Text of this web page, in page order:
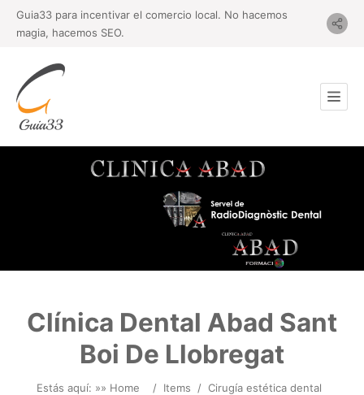
Guia33 para incentivar el comercio local. No hacemos
magia, hacemos SEO.
Clínica Dental Abad Sant
Boi De Llobregat
Estás aquí: »» Home / Items / Cirugía estética dental